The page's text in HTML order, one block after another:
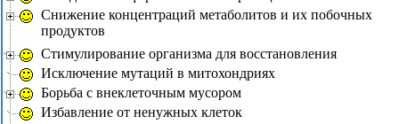
Снижение концентраций метаболитов и их побочных
продуктов
Стимулирование организма для восстановления
Исключение мутаций в митохондриях
Борьба с внеклеточным мусором
Избавление от ненужных клеток